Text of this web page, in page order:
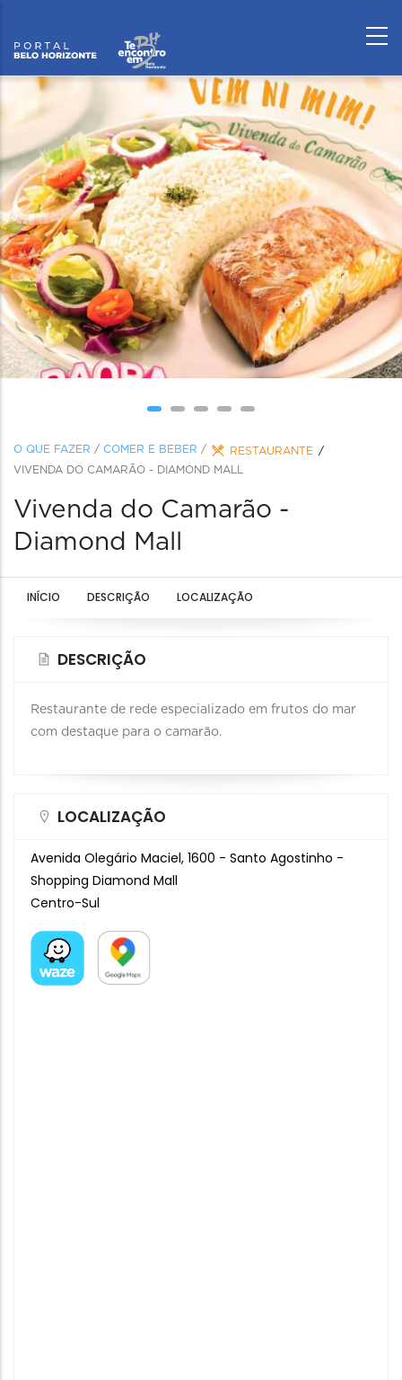
O QUE FAZER / COMER E BEBER /
RESTAURANTE
VIVENDA DO CAMARÃO - DIAMOND MALL
Vivenda do Camarão -
Diamond Mall
INÍCIO DESCRIÇÃO LOCALIZAÇÃO
DESCRIÇÃO
Restaurante de rede especializado em frutos do mar
com destaque para o camarão.
LOCALIZAÇÃO
Avenida Olegário Maciel, 1600 - Santo Agostinho -
Shopping Diamond Mall
Centro-Sul